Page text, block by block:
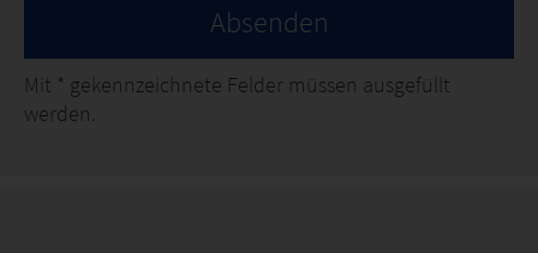
Absenden
Mit * gekennzeichnete Felder müssen ausgefüllt
werden.